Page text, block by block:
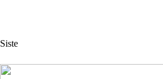
Siste